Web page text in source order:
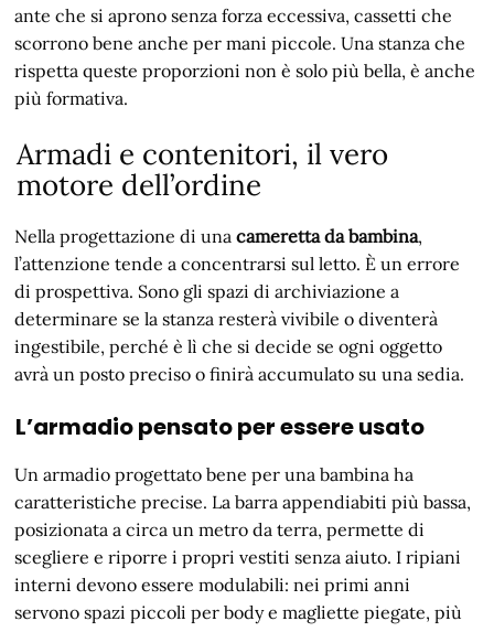
ante che si aprono senza forza eccessiva, cassetti che
scorrono bene anche per mani piccole. Una stanza che
rispetta queste proporzioni non è solo più bella, è anche
più formativa.
Armadi e contenitori, il vero
motore dell’ordine
Nella progettazione di unacameretta da bambina,
l’attenzione tende a concentrarsi sul letto. È un errore
di prospettiva. Sono gli spazi di archiviazione a
determinare se la stanza resterà vivibile o diventerà
ingestibile, perché è lì che si decide se ogni oggetto
avrà un posto preciso o finirà accumulato su una sedia.
L’armadio pensato per essere usato
Un armadio progettato bene per una bambina ha
caratteristiche precise. La barra appendiabiti più bassa,
posizionata a circa un metro da terra, permette di
scegliere e riporre i propri vestiti senza aiuto. I ripiani
interni devono essere modulabili: nei primi anni
servono spazi piccoli per body e magliette piegate, più